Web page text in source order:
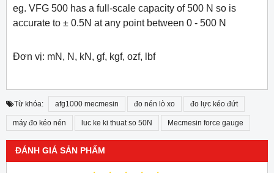
eg. VFG 500 has a full-scale capacity of 500 N so is
accurate to ± 0.5N at any point between 0 - 500 N
Đơn vị: mN, N, kN, gf, kgf, ozf, lbf
Từ khóa: afg1000 mecmesin đo nén lò xo đo lực kéo đứt
máy đo kéo nén luc ke ki thuat so 50N Mecmesin force gauge
ĐÁNH GIÁ SẢN PHẨM